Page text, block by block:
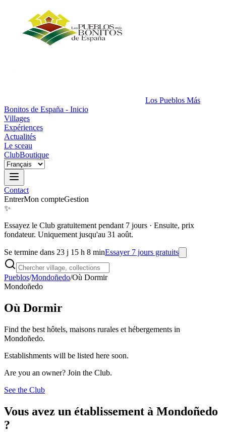
Los Pueblos Más
Bonitos de España - Inicio
Villages
Expériences
Actualités
Le sceau
ClubBoutique
Contact
EntrerMon compteGestion
✨
Essayez le Club gratuitement pendant 7 jours · Ensuite, prix
fondateur. Uniquement jusqu'au 31 août.
Se termine dans 23 j 15 h 8 minEssayer 7 jours gratuits
Pueblos/Mondoñedo/Où Dormir
Mondoñedo
Où Dormir
Find the best hôtels, maisons rurales et hébergements in
Mondoñedo.
Establishments will be listed here soon.
Are you an owner? Join the Club.
See the Club
Vous avez un établissement à Mondoñedo
?